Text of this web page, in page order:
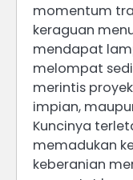
momentum
keraguan
mendapat
melompat
merintis
impian,
Kuncinya
memadukan
keberanian